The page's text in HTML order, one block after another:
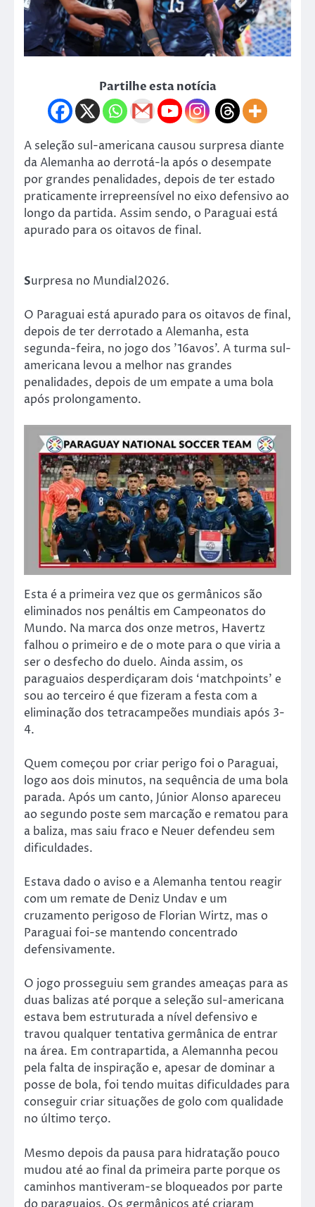
Partilhe esta notícia
A seleção sul-americana causou surpresa diante
da Alemanha ao derrotá-la após o desempate
por grandes penalidades, depois de ter estado
praticamente irrepreensível no eixo defensivo ao
longo da partida. Assim sendo, o Paraguai está
apurado para os oitavos de final.
Surpresa no Mundial2026.
O Paraguai está apurado para os oitavos de final,
depois de ter derrotado a Alemanha, esta
segunda-feira, no jogo dos ’16avos’. A turma sul-
americana levou a melhor nas grandes
penalidades, depois de um empate a uma bola
após prolongamento.
Esta é a primeira vez que os germânicos são
eliminados nos penáltis em Campeonatos do
Mundo. Na marca dos onze metros, Havertz
falhou o primeiro e de o mote para o que viria a
ser o desfecho do duelo. Ainda assim, os
paraguaios desperdiçaram dois ‘matchpoints’ e
sou ao terceiro é que fizeram a festa com a
eliminação dos tetracampeões mundiais após 3-
4.
Quem começou por criar perigo foi o Paraguai,
logo aos dois minutos, na sequência de uma bola
parada. Após um canto, Júnior Alonso apareceu
ao segundo poste sem marcação e rematou para
a baliza, mas saiu fraco e Neuer defendeu sem
dificuldades.
Estava dado o aviso e a Alemanha tentou reagir
com um remate de Deniz Undav e um
cruzamento perigoso de Florian Wirtz, mas o
Paraguai foi-se mantendo concentrado
defensivamente.
O jogo prosseguiu sem grandes ameaças para as
duas balizas até porque a seleção sul-americana
estava bem estruturada a nível defensivo e
travou qualquer tentativa germânica de entrar
na área. Em contrapartida, a Alemannha pecou
pela falta de inspiração e, apesar de dominar a
posse de bola, foi tendo muitas dificuldades para
conseguir criar situações de golo com qualidade
no último terço.
Mesmo depois da pausa para hidratação pouco
mudou até ao final da primeira parte porque os
caminhos mantiveram-se bloqueados por parte
do paraguaios. Os germânicos até criaram